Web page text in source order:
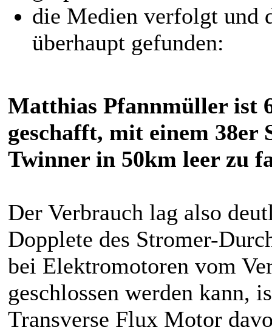
die Medien verfolgt und
überhaupt gefunden:
Matthias Pfannmüller ist
geschafft, mit einem 38er
Twinner in 50km leer zu
Der Verbrauch lag also
Dopplete des Stromer-
bei Elektromotoren vom
geschlossen werden kann,
Transverse Flux Motor